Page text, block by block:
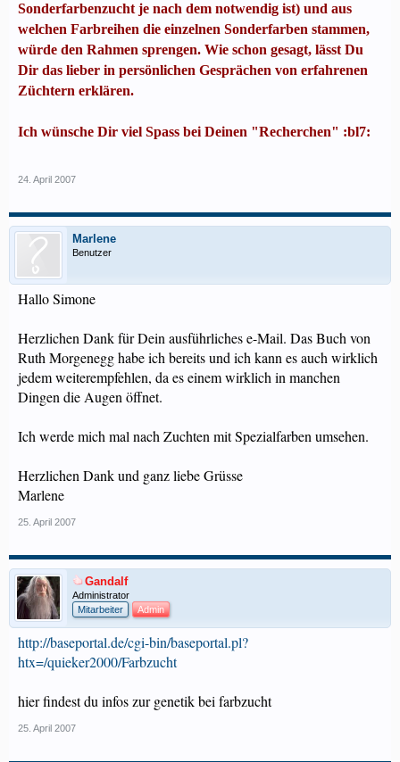
Sonderfarbenzucht je nach dem notwendig ist) und aus
welchen Farbreihen die einzelnen Sonderfarben stammen,
würde den Rahmen sprengen. Wie schon gesagt, lässt Du
Dir das lieber in persönlichen Gesprächen von erfahrenen
Züchtern erklären.
Ich wünsche Dir viel Spass bei Deinen "Recherchen" :bl7:
24. April 2007
Marlene
Benutzer
Hallo Simone
Herzlichen Dank für Dein ausführliches e-Mail. Das Buch von
Ruth Morgenegg habe ich bereits und ich kann es auch wirklich
jedem weiterempfehlen, da es einem wirklich in manchen
Dingen die Augen öffnet.
Ich werde mich mal nach Zuchten mit Spezialfarben umsehen.
Herzlichen Dank und ganz liebe Grüsse
Marlene
25. April 2007
Gandalf
Administrator
Mitarbeiter
Admin
http://baseportal.de/cgi-bin/baseportal.pl?
htx=/quieker2000/Farbzucht
hier findest du infos zur genetik bei farbzucht
25. April 2007